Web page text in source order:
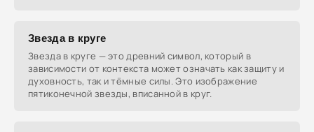
Звезда в круге
Звезда в круге — это древний символ, который в
зависимости от контекста может означать как защиту и
духовность, так и тёмные силы. Это изображение
пятиконечной звезды, вписанной в круг.